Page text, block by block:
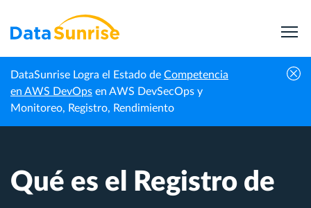
DataSunrise Logra el Estado de Competencia
en AWS DevOps en AWS DevSecOps y
Monitoreo, Registro, Rendimiento
Inicio
Centro de
Conocimiento
Qué es el Registro de Auditoría de
Databricks SQL
Qué es el Registro de